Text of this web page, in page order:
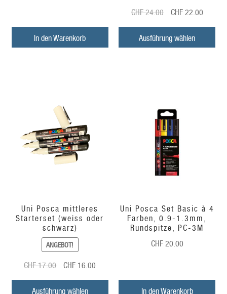
In den Warenkorb
CHF24.00
Ursprünglicher
Preis
war:
CHF
CHF 22.00
Preis
CHF
Ausführung wählen
Uni Posca mittleres
Starterset (weiss oder
schwarz)
ANGEBOT!
CHF17.00
Ursprünglicher
Preis
war:
CHF 16.00
Preis
Ausführung wählen
Uni Posca Set Basic à 4
Farben, 0.9-1.3mm,
Rundspitze, PC-3M
CHF 20.00
In den Warenkorb